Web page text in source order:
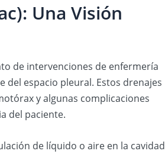
Una Visión
de intervenciones de enfermería
espacio pleural. Estos drenajes
y algunas complicaciones
del paciente.
de líquido o aire en la cavidad